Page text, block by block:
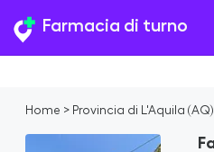
Farmacia di turno
Home > Provincia di L'Aquila (AQ)